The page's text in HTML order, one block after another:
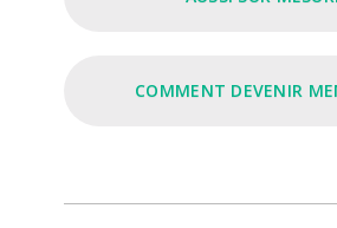
COMMENT DEVENIR